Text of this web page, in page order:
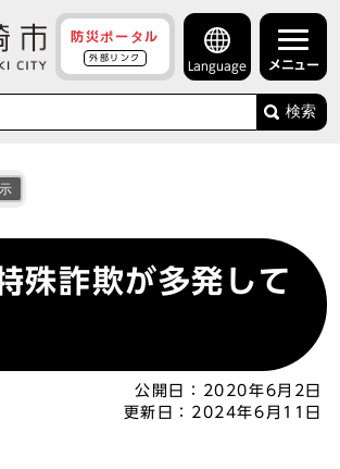
防災ポータル
外部リンク
Language メニュー
検索
殊詐欺が多発して
公開日：
2020年6月2日
更新日： 2024年6月11日